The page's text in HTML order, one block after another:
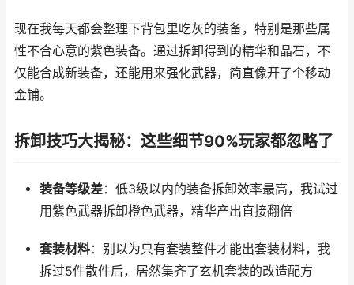
现在我每天都会整理下背包里吃灰的装备，特别是那些属
性不合心意的紫色装备。通过拆卸得到的精华和晶石，不
仅能合成新装备，还能用来强化武器，简直像开了个移动
金铺。
拆卸技巧大揭秘：这些细节90%玩家都忽略了
装备等级差：低3级以内的装备拆卸效率最高，我试过
用紫色武器拆卸橙色武器，精华产出直接翻倍
套装材料：别以为只有套装整件才能出套装材料，我
拆过5件散件后，居然集齐了玄机套装的改造配方